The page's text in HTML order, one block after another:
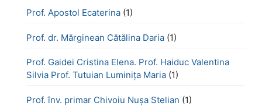
Prof. Apostol Ecaterina (1)
Prof. dr. Mărginean Cătălina Daria (1)
Prof. Gaidei Cristina Elena. Prof. Haiduc Valentina
Silvia Prof. Tutuian Luminița Maria (1)
Prof. înv. primar Chivoiu Nușa Stelian (1)